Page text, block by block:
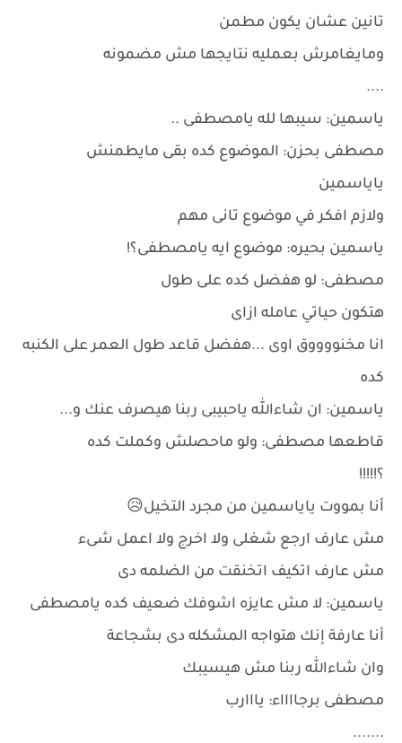
تانين عشان يكون مطمن
ومايغامرش بعمليه نتايجها مش مضمونه
....
ياسمين: سيبها لله يامصطفى ..
مصطفى بحزن: الموضوع كده بقى مايطمنش
ياياسمين
ولازم افكر في موضوع تانى مهم
ياسمين بحيره: موضوع ايه يامصطفى؟!
مصطفى: لو هفضل كده على طول
هتكون حياتي عامله ازاى
انا مخنووووق اوى ...هفضل قاعد طول العمر على الكنبه
كده
ياسمين: ان شاءالله ياحبيبى ربنا هيصرف عنك و...
قاطعها مصطفى: ولو ماحصلش وكملت كده
؟!!!!!
أنا بمووت ياياسمين من مجرد التخيل😥
مش عارف ارجع شغلى ولا اخرج ولا اعمل شىء
مش عارف اتكيف اتخنقت من الضلمه دى
ياسمين: لا مش عايزه اشوفك ضعيف كده يامصطفى
أنا عارفة إنك هتواجه المشكله دى بشجاعة
وان شاءالله ربنا مش هيسيبك
مصطفى برجااااء: يااارب
.......